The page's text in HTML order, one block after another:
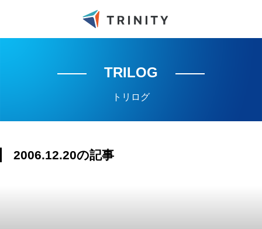
TRILOG
トリログ
2006.12.20の記事